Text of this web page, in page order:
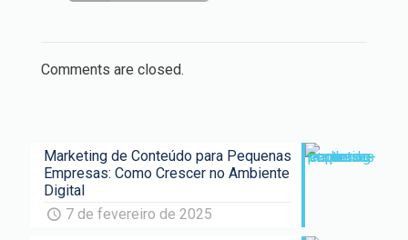
Comments are closed.
Marketing de Conteúdo para Pequenas
Empresas: Como Crescer no Ambiente
Digital
7 de fevereiro de 2025